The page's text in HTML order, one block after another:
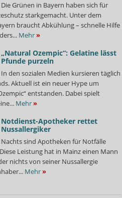
Die Grünen in Bayern haben sich für
starkgemacht. Unter dem
braucht Abkühlung – schnelle Hilfe
Mehr»
„Natural Ozempic“: Gelatine lässt
Pfunde purzeln
In den sozialen Medien kursieren täglich
Aktuell ist ein neuer Hype um
entstanden. Dabei spielt
Mehr»
Notdienst-Apotheker rettet
Nussallergiker
Nachts sind Apotheken für Notfälle
Leistung hat in Mainz einen Mann
nichts von seiner Nussallergie
Mehr»